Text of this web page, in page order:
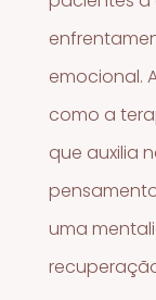
emocional.
como a
que auxilia
uma